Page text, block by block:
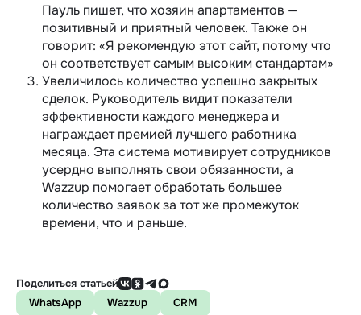
Пауль пишет, что хозяин апартаментов —
позитивный и приятный человек. Также он
говорит: «Я рекомендую этот сайт, потому что
он соответствует самым высоким стандартам»
Увеличилось количество успешно закрытых
сделок. Руководитель видит показатели
эффективности каждого менеджера и
награждает премией лучшего работника
месяца. Эта система мотивирует сотрудников
усердно выполнять свои обязанности, а
Wazzup помогает обработать большее
количество заявок за тот же промежуток
времени, что и раньше.
Поделиться статьей
WhatsApp
Wazzup CRM